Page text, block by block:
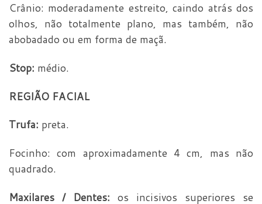
Crânio: moderadamente estreito, caindo atrás dos
olhos, não totalmente plano, mas também, não
abobadado ou em forma de maçã.
Stop: médio.
REGIÃO FACIAL
Trufa: preta.
Focinho: com aproximadamente 4 cm, mas não
quadrado.
Maxilares / Dentes: os incisivos superiores se